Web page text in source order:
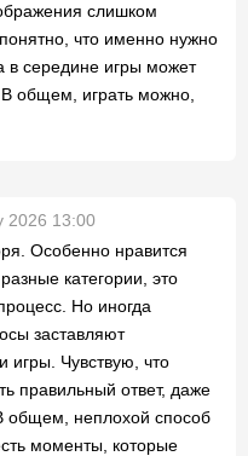
слишком
что именно нужно
в середине игры может
общем, играть можно,
2026 13:00
Особенно нравится
категории, это
Но иногда
заставляют
игры. Чувствую, что
правильный ответ, даже
общем, неплохой способ
моменты, которые